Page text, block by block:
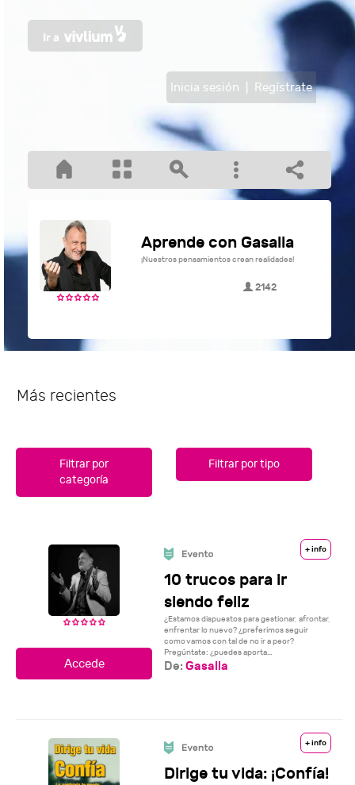
Inicia sesión Regístrate
Aprende con Gasalla
¡Nuestros pensamientos crean realidades!
2142
Más recientes
Filtrar por
categoría
Filtrar por tipo
+ info
10 trucos para ir
siendo feliz
¿Estamos dispuestos para gestionar, afrontar,
enfrentar lo nuevo? ¿preferimos seguir
como vamos con tal de no ir a peor?
Pregúntate: ¿puedes aporta...
De:Gasalla
+ info
Dirige tu vida: ¡Confía!